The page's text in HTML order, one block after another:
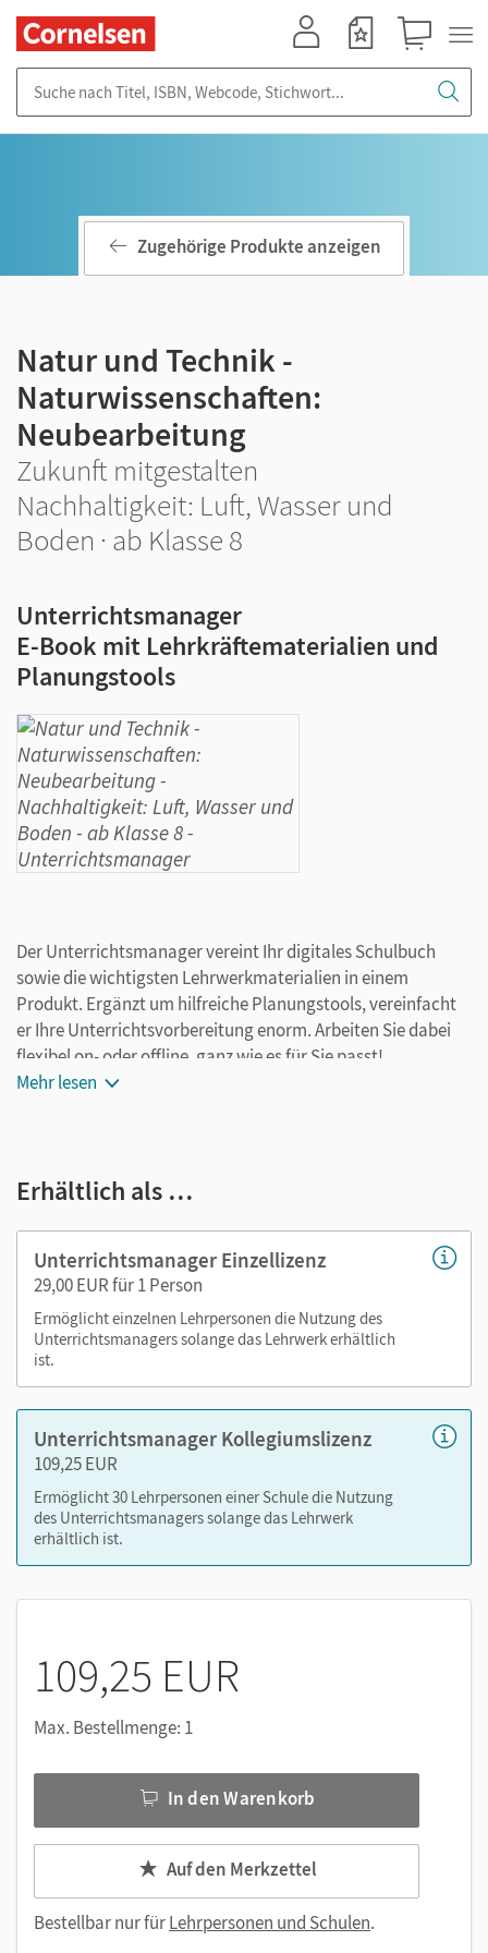
Zugehörige Produkte anzeigen
Natur und Technik -
Naturwissenschaften:
Neubearbeitung
Zukunft mitgestalten
Nachhaltigkeit: Luft, Wasser und
Boden · ab Klasse 8
Unterrichtsmanager
E-Book mit Lehrkräftematerialien und
Planungstools
Der Unterrichtsmanager vereint Ihr digitales Schulbuch
sowie die wichtigsten Lehrwerkmaterialien in einem
Produkt. Ergänzt um hilfreiche Planungstools, vereinfacht
er Ihre Unterrichtsvorbereitung enorm. Arbeiten Sie dabei
flexibel on- oder offline, ganz wie es für Sie passt!
alle Materialien seitengenau zugeordnet
Videos und bewegte Bilder
Tipps zu den schweren Aufgaben
Unterkapitel
Nutzen Sie den Unterrichtsmanager auf lernen.cornelsen.de
oder über die Cornelsen Lernen App.
Mehr lesen
Erhältlich als …
Unterrichtsmanager Einzellizenz
29,00 EUR für 1 Person
Ermöglicht einzelnen Lehrpersonen die Nutzung des
Unterrichtsmanagers solange das Lehrwerk erhältlich
ist.
Unterrichtsmanager Kollegiumslizenz
109,25 EUR
Ermöglicht 30 Lehrpersonen einer Schule die Nutzung
des Unterrichtsmanagers solange das Lehrwerk
erhältlich ist.
109,25 EUR
Max. Bestellmenge: 1
In den Warenkorb
Auf den Merkzettel
Bestellbar nur fürLehrpersonen und Schulen.